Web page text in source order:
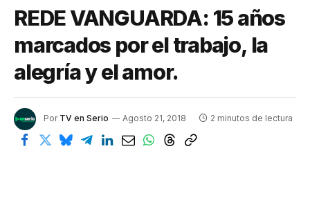
REDE VANGUARDA: 15 años
marcados por el trabajo, la
alegría y el amor.
Por TV en Serio Agosto 21, 2018 2 minutos de lectura